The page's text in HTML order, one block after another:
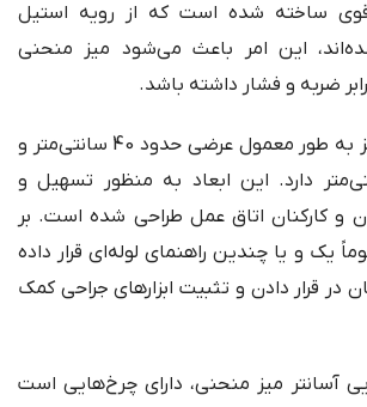
ساخته شده است که از رویه استیل
این امر باعث می‌شود میز منحنی
ضربه و فشار داشته باشد.
ابعاد میز منحنی نیز به طور معمول عرضی حدود 40 سانتی‌متر و
90 سانتی‌متر دارد. این ابعاد به منظور تسهیل و
و کارکنان اتاق عمل طراحی شده است. بر
یک و یا چندین راهنمای لوله‌ای قرار داده
در قرار دادن و تثبیت ابزارهای جراحی کمک
آسانتر میز منحنی، دارای چرخ‌هایی است